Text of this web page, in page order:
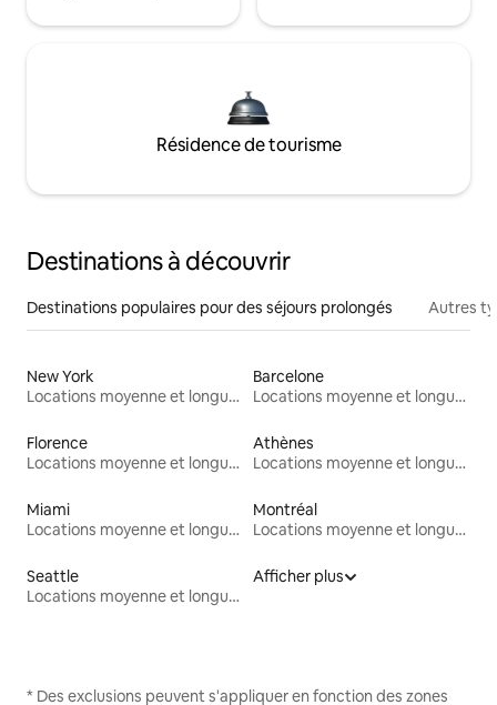
Résidence de tourisme
Destinations à découvrir
Destinations populaires pour des séjours prolongés Autres
New York
Locations moyenne et longue durée
Barcelone
Locations moyenne et longue durée
Florence
Locations moyenne et longue durée
Athènes
Locations moyenne et longue durée
Miami
Locations moyenne et longue durée
Montréal
Locations moyenne et longue durée
Seattle
Locations moyenne et longue durée
Afficher plus
* Des exclusions peuvent s'appliquer en fonction des zones